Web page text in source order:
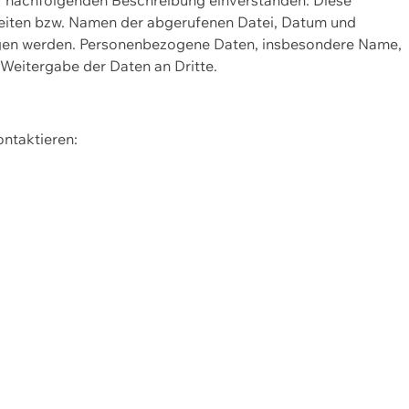
bzw. Namen der abgerufenen Datei, Datum und
werden. Personenbezogene Daten, insbesondere Name,
der Daten an Dritte.